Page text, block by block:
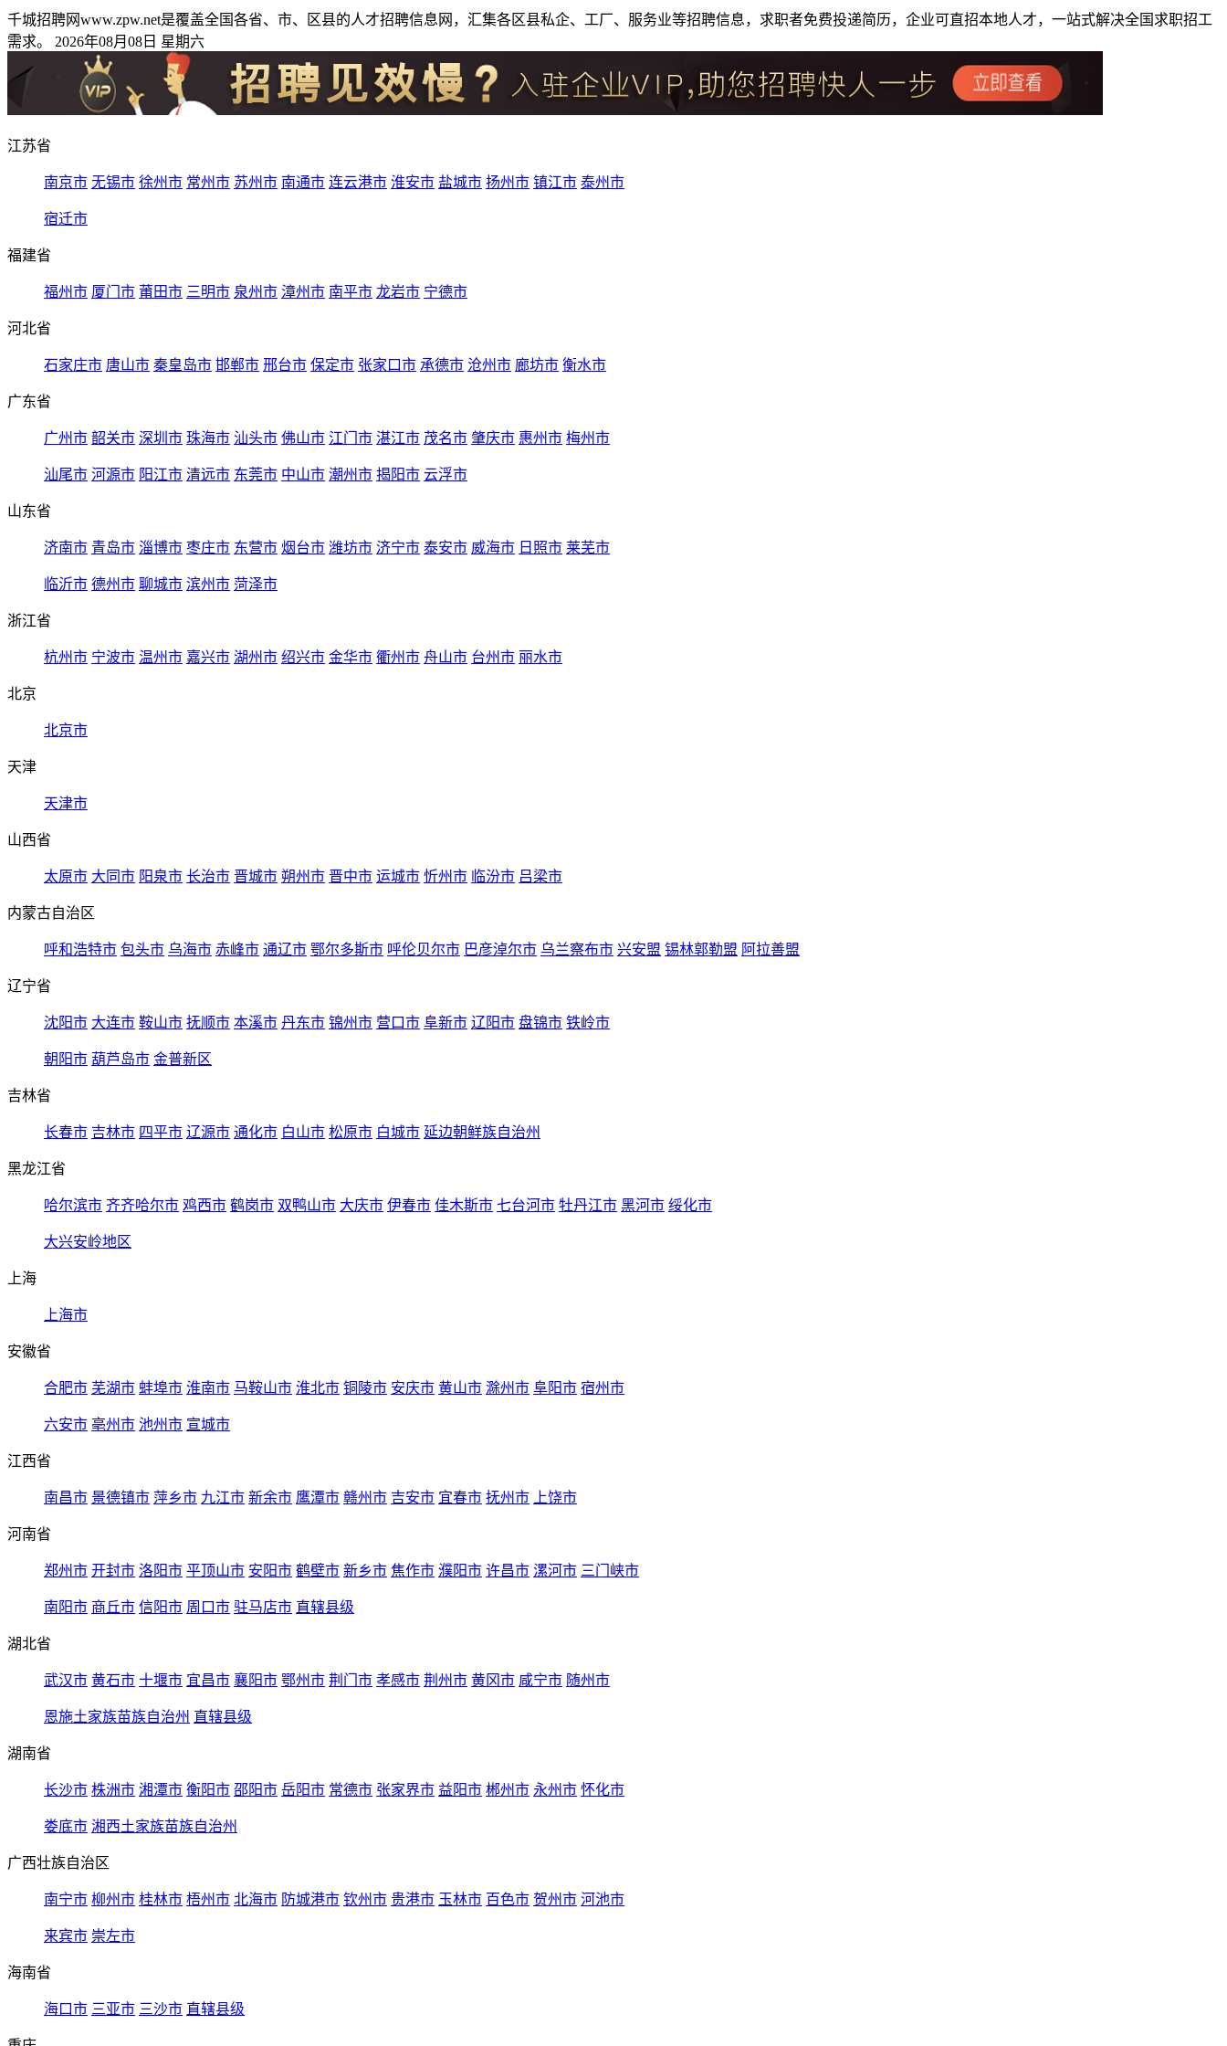
千城招聘网www.zpw.net是覆盖全国各省、市、区县的人才招聘信息网，汇集各区县私企、工厂、服务业等招聘信息，求职者免费投递简历，企业可直招本地人才，一站式解决全国求职招工
需求。 2026年08月08日 星期六
江苏省
南京市 无锡市 徐州市 常州市 苏州市 南通市 连云港市 淮安市 盐城市 扬州市 镇江市 泰州市
宿迁市
福建省
福州市 厦门市 莆田市 三明市 泉州市 漳州市 南平市 龙岩市 宁德市
河北省
石家庄市 唐山市 秦皇岛市 邯郸市 邢台市 保定市 张家口市 承德市 沧州市 廊坊市 衡水市
广东省
广州市 韶关市 深圳市 珠海市 汕头市 佛山市 江门市 湛江市 茂名市 肇庆市 惠州市 梅州市
汕尾市 河源市 阳江市 清远市 东莞市 中山市 潮州市 揭阳市 云浮市
山东省
济南市 青岛市 淄博市 枣庄市 东营市 烟台市 潍坊市 济宁市 泰安市 威海市 日照市 莱芜市
临沂市 德州市 聊城市 滨州市 菏泽市
浙江省
杭州市 宁波市 温州市 嘉兴市 湖州市 绍兴市 金华市 衢州市 舟山市 台州市 丽水市
北京
北京市
天津
天津市
山西省
太原市 大同市 阳泉市 长治市 晋城市 朔州市 晋中市 运城市 忻州市 临汾市 吕梁市
内蒙古自治区
呼和浩特市 包头市 乌海市 赤峰市 通辽市 鄂尔多斯市 呼伦贝尔市 巴彦淖尔市 乌兰察布市 兴安盟 锡林郭勒盟 阿拉善盟
辽宁省
沈阳市 大连市 鞍山市 抚顺市 本溪市 丹东市 锦州市 营口市 阜新市 辽阳市 盘锦市 铁岭市
朝阳市 葫芦岛市 金普新区
吉林省
长春市 吉林市 四平市 辽源市 通化市 白山市 松原市 白城市 延边朝鲜族自治州
黑龙江省
哈尔滨市 齐齐哈尔市 鸡西市 鹤岗市 双鸭山市 大庆市 伊春市 佳木斯市 七台河市 牡丹江市 黑河市 绥化市
大兴安岭地区
上海
上海市
安徽省
合肥市 芜湖市 蚌埠市 淮南市 马鞍山市 淮北市 铜陵市 安庆市 黄山市 滁州市 阜阳市 宿州市
六安市 亳州市 池州市 宣城市
江西省
南昌市 景德镇市 萍乡市 九江市 新余市 鹰潭市 赣州市 吉安市 宜春市 抚州市 上饶市
河南省
郑州市 开封市 洛阳市 平顶山市 安阳市 鹤壁市 新乡市 焦作市 濮阳市 许昌市 漯河市 三门峡市
南阳市 商丘市 信阳市 周口市 驻马店市 直辖县级
湖北省
武汉市 黄石市 十堰市 宜昌市 襄阳市 鄂州市 荆门市 孝感市 荆州市 黄冈市 咸宁市 随州市
恩施土家族苗族自治州 直辖县级
湖南省
长沙市 株洲市 湘潭市 衡阳市 邵阳市 岳阳市 常德市 张家界市 益阳市 郴州市 永州市 怀化市
娄底市 湘西土家族苗族自治州
广西壮族自治区
南宁市 柳州市 桂林市 梧州市 北海市 防城港市 钦州市 贵港市 玉林市 百色市 贺州市 河池市
来宾市 崇左市
海南省
海口市 三亚市 三沙市 直辖县级